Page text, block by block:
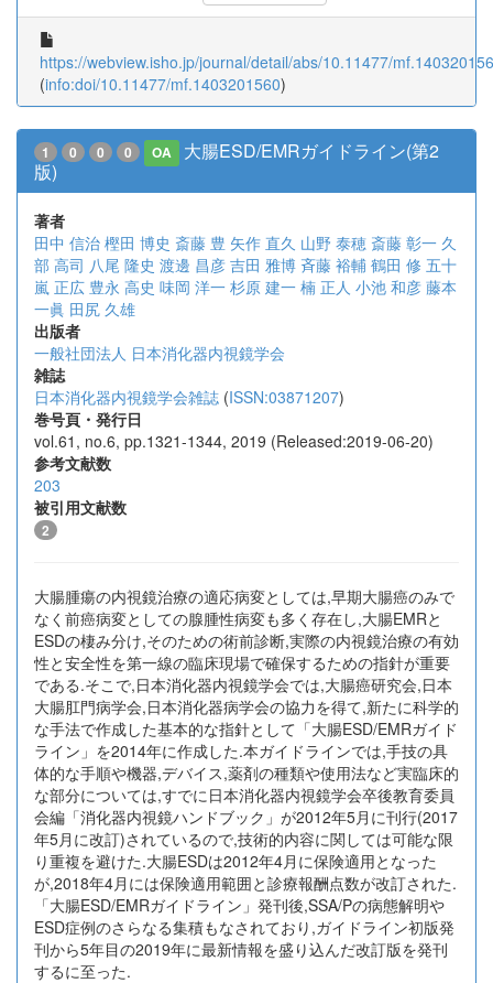
https://webview.isho.jp/journal/detail/abs/10.11477/
(info:doi/10.11477/mf.1403201560)
1 0 0 0 OA
大腸ESD/EMRガイドライン(第2
版)
著者
田中 信治 樫田 博史 斎藤 豊 矢作 直久 山野 泰穂 斎藤 彰一 久
部 高司 八尾 隆史 渡邊 昌彦 吉田 雅博 斉藤 裕輔 鶴田 修 五十
嵐 正広 豊永 高史 味岡 洋一 杉原 建一 楠 正人 小池 和彦 藤本
一眞 田尻 久雄
出版者
一般社団法人 日本消化器内視鏡学会
雑誌
日本消化器内視鏡学会雑誌 (ISSN:03871207)
巻号頁・発行日
vol.61, no.6, pp.1321-1344, 2019 (Released:2019-06-20)
参考文献数
203
被引用文献数
2
大腸腫瘍の内視鏡治療の適応病変としては,早期大腸癌のみで
なく前癌病変としての腺腫性病変も多く存在し,大腸EMRと
ESDの棲み分け,そのための術前診断,実際の内視鏡治療の有効
性と安全性を第一線の臨床現場で確保するための指針が重要
である.そこで,日本消化器内視鏡学会では,大腸癌研究会,日本
大腸肛門病学会,日本消化器病学会の協力を得て,新たに科学的
な手法で作成した基本的な指針として「大腸ESD/EMRガイド
ライン」を2014年に作成した.本ガイドラインでは,手技の具
体的な手順や機器,デバイス,薬剤の種類や使用法など実臨床的
な部分については,すでに日本消化器内視鏡学会卒後教育委員
会編「消化器内視鏡ハンドブック」が2012年5月に刊行(2017
年5月に改訂)されているので,技術的内容に関しては可能な限
り重複を避けた.大腸ESDは2012年4月に保険適用となった
が,2018年4月には保険適用範囲と診療報酬点数が改訂された.
「大腸ESD/EMRガイドライン」発刊後,SSA/Pの病態解明や
ESD症例のさらなる集積もなされており,ガイドライン初版発
刊から5年目の2019年に最新情報を盛り込んだ改訂版を発刊
するに至った.